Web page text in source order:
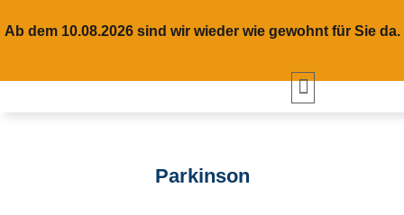
Ab dem 10.08.2026 sind wir wieder wie gewohnt für Sie da.
Parkinson